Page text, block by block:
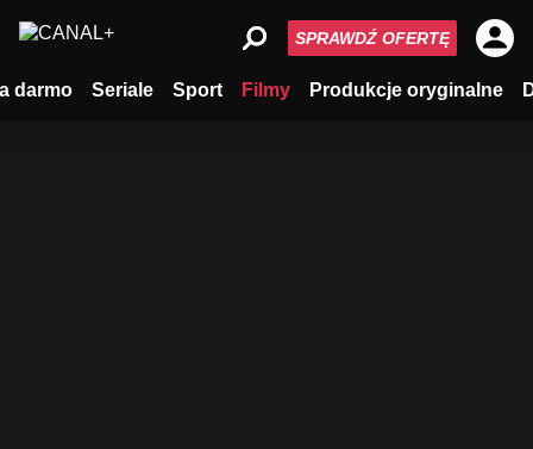
darmo Seriale Sport Filmy Produkcje oryginalne
SPRAWDŹ OFERTĘ